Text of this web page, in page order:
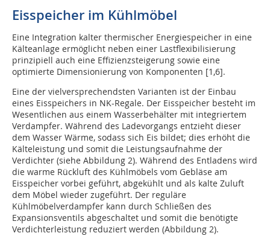
Eisspeicher im Kühlmöbel
Eine Integration kalter thermischer Energiespeicher in eine
Kälteanlage ermöglicht neben einer Lastflexibilisierung
prinzipiell auch eine Effizienzsteigerung sowie eine
optimierte Dimensionierung von Komponenten [1,6].
Eine der vielversprechendsten Varianten ist der Einbau
eines Eisspeichers in NK-Regale. Der Eisspeicher besteht im
Wesentlichen aus einem Wasserbehälter mit integriertem
Verdampfer. Während des Ladevorgangs entzieht dieser
dem Wasser Wärme, sodass sich Eis bildet; dies erhöht die
Kälteleistung und somit die Leistungsaufnahme der
Verdichter (siehe Abbildung 2). Während des Entladens wird
die warme Rückluft des Kühlmöbels vom Gebläse am
Eisspeicher vorbei geführt, abgekühlt und als kalte Zuluft
dem Möbel wieder zugeführt. Der reguläre
Kühlmöbelverdampfer kann durch Schließen des
Expansionsventils abgeschaltet und somit die benötigte
Verdichterleistung reduziert werden (Abbildung 2).